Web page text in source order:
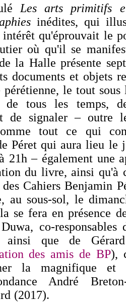
Les arts primitifs
inédites, qui
qu'éprouvait le
où qu'il se
la Halle présente
documents et objets
pérétienne, le tout
de tous les temps,
de signaler – outre
tout ce qui
Péret qui aura lieu le
21h – également une
du livre, ainsi
Cahiers Benjamin
au sous-sol, le
se fera en présence
co-
ainsi que de
des amis de BP),
la magnifique et
André
(2017).